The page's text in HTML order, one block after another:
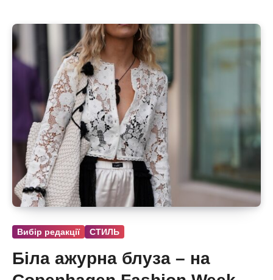
Вибір редакції СТИЛЬ
Біла ажурна блуза – на